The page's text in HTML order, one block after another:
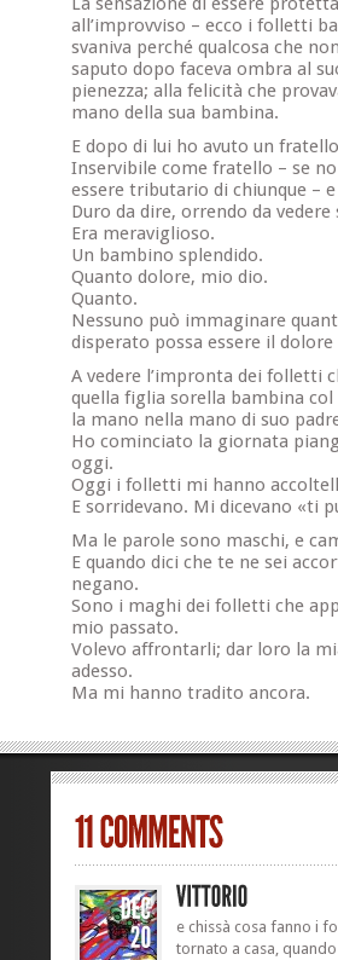
all’improvviso – ecco i folletti
svaniva perché qualcosa che
saputo dopo faceva ombra al
pienezza; alla felicità che
mano della sua bambina.
E dopo di lui ho avuto un
Inservibile come fratello – se
essere tributario di chiunque –
Duro da dire, orrendo da
Era meraviglioso.
Un bambino splendido.
Quanto dolore, mio dio.
Quanto.
Nessuno può immaginare
disperato possa essere il
A vedere l’impronta dei folletti
quella figlia sorella bambina
la mano nella mano di suo
Ho cominciato la giornata
oggi.
Oggi i folletti mi hanno
E sorridevano. Mi dicevano «ti
Ma le parole sono maschi, e
E quando dici che te ne sei
negano.
Sono i maghi dei folletti che
mio passato.
Volevo affrontarli; dar loro la
adesso.
Ma mi hanno tradito ancora.
e chissà cosa fanno i
tornato a casa,